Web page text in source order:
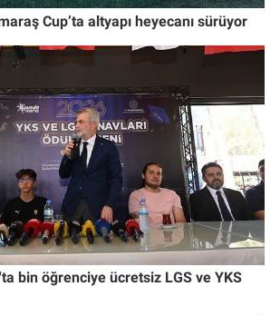
Cup’ta altyapı heyecanı sürüyor
bin öğrenciye ücretsiz LGS ve YKS